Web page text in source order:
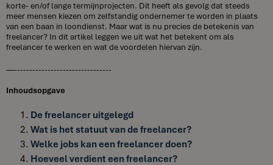
korte- en/of lange termijnprojecten. Dit heeft als gevolg dat steeds
meer mensen kiezen om zelfstandig ondernemer te worden in plaats
van een baan in loondienst. Maar wat is nu precies de betekenis van
freelancer? In dit artikel leggen we uit wat het betekent om als
freelancer te werken en wat de voordelen hiervan zijn.
—--------------------------------
Inhoudsopgave
De freelancer uitgelegd
Wat is het statuut van de freelancer?
Welke jobs kan een freelancer doen?
Hoeveel verdient een freelancer?